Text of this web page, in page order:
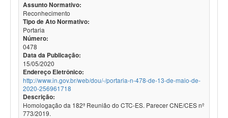
Assunto Normativo:
Reconhecimento
Tipo de Ato Normativo:
Portaria
Número:
0478
Data da Publicação:
15/05/2020
Endereço Eletrônico:
http://www.in.gov.br/web/dou/-/portaria-n-478-de-13-de-maio-de-
2020-256961718
Descrição:
Homologação da 182ª Reunião do CTC-ES. Parecer CNE/CES nº
773/2019.